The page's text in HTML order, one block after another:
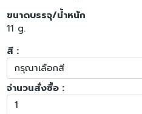
ขนาดบรรจุ/น้ำหนัก
11 g.
สี :
จำนวนสั่งซื้อ :